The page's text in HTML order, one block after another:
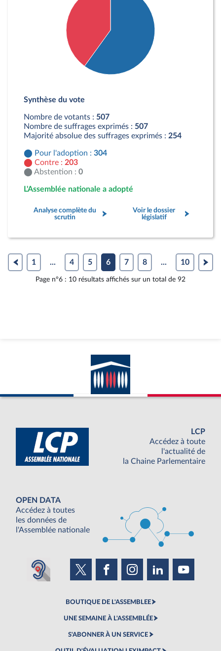
Contre : 203 députés
Synthèse du vote
Nombre de votants : 507
Nombre de suffrages exprimés : 507
Majorité absolue des suffrages exprimés : 254
Pour l'adoption : 304
Contre : 203
Abstention : 0
L'Assemblée nationale a adopté
Analyse complète du
scrutin
Voir le dossier
législatif
1 ... 4 5 6 7 8 ... 10
Page n°6 : 10 résultats affichés sur un total de 92
LCP
Accédez à toute
l'actualité de
la Chaine Parlementaire
OPEN DATA
Accédez à toutes
les données de
l'Assemblée nationale
BOUTIQUE DE L'ASSEMBLEE
UNE SEMAINE À L'ASSEMBLÉE
S'ABONNER À UN SERVICE